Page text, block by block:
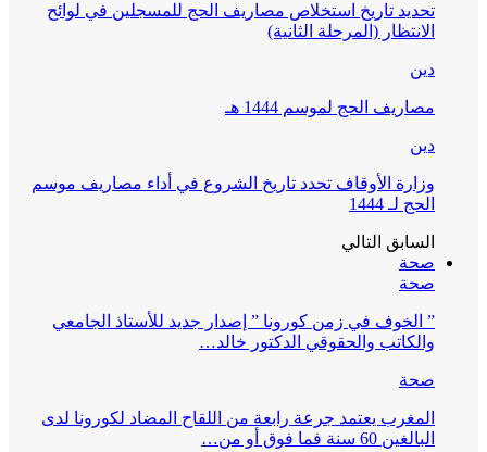
تحديد تاريخ استخلاص مصاريف الحج للمسجلين في لوائح
الانتظار (المرحلة الثانية)
دين
مصاريف الحج لموسم 1444 هـ
دين
وزارة الأوقاف تحدد تاريخ الشروع في أداء مصاريف موسم
الحج لـ 1444
السابق التالي
صحة
صحة
” الخوف في زمن كورونا ” إصدار جديد للأستاذ الجامعي
والكاتب والحقوقي الدكتور خالد…
صحة
المغرب يعتمد جرعة رابعة من اللقاح المضاد لكورونا لدى
البالغين 60 سنة فما فوق أو من…